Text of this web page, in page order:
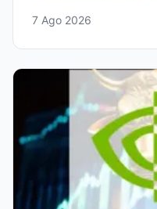
7 Ago 2026